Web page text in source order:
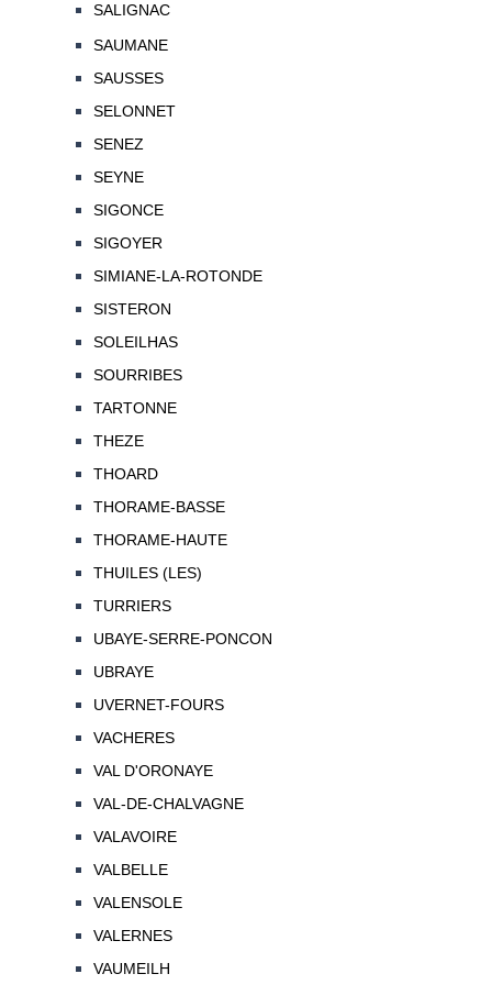
SALIGNAC
SAUMANE
SAUSSES
SELONNET
SENEZ
SEYNE
SIGONCE
SIGOYER
SIMIANE-LA-ROTONDE
SISTERON
SOLEILHAS
SOURRIBES
TARTONNE
THEZE
THOARD
THORAME-BASSE
THORAME-HAUTE
THUILES (LES)
TURRIERS
UBAYE-SERRE-PONCON
UBRAYE
UVERNET-FOURS
VACHERES
VAL D'ORONAYE
VAL-DE-CHALVAGNE
VALAVOIRE
VALBELLE
VALENSOLE
VALERNES
VAUMEILH